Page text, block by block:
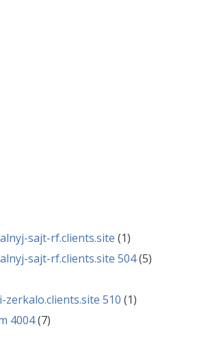
sajt-rf.clients.site (1)
sajt-rf.clients.site 504(5)
510 (1)
4004(7)